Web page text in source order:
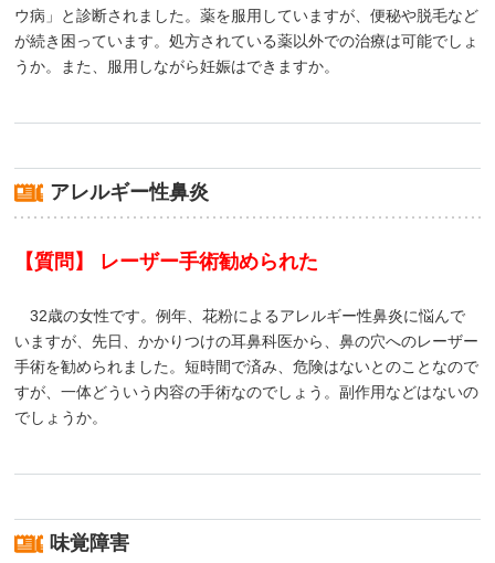
ウ病」と診断されました。薬を服用していますが、便秘や脱毛など
が続き困っています。処方されている薬以外での治療は可能でしょ
うか。また、服用しながら妊娠はできますか。
アレルギー性鼻炎
【質問】 レーザー手術勧められた
32歳の女性です。例年、花粉によるアレルギー性鼻炎に悩んで
いますが、先日、かかりつけの耳鼻科医から、鼻の穴へのレーザー
手術を勧められました。短時間で済み、危険はないとのことなので
すが、一体どういう内容の手術なのでしょう。副作用などはないの
でしょうか。
味覚障害